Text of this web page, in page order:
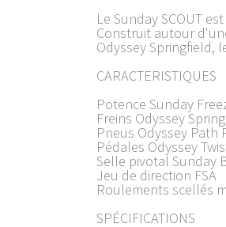
Le Sunday SCOUT
Construit autour
Odyssey Springfield,
CARACTERISTIQUES
Potence Sunday
Freins Odyssey
Pneus Odyssey Path
Pédales Odyssey
Selle pivotal Sunday
Jeu de direction FSA
Roulements scellés
SPÉCIFICATIONS